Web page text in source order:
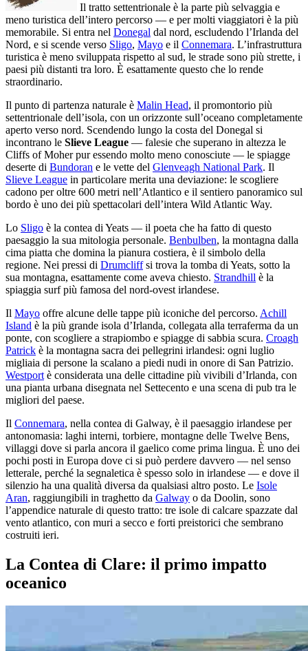
Il tratto settentrionale è la parte più selvaggia e
meno turistica dell’intero percorso — e per molti viaggiatori è la più
memorabile. Si entra nel Donegal dal nord, escludendo l’Irlanda del
Nord, e si scende verso Sligo, Mayo e il Connemara. L’infrastruttura
turistica è meno sviluppata rispetto al sud, le strade sono più strette, i
paesi più distanti tra loro. È esattamente questo che lo rende
straordinario.
Il punto di partenza naturale è Malin Head, il promontorio più
settentrionale dell’isola, con un orizzonte sull’oceano completamente
aperto verso nord. Scendendo lungo la costa del Donegal si
incontrano le Slieve League — falesie che superano in altezza le
Cliffs of Moher pur essendo molto meno conosciute — le spiagge
deserte di Bundoran e le vette del Glenveagh National Park. Il
Slieve League in particolare merita una deviazione: le scogliere
cadono per oltre 600 metri nell’Atlantico e il sentiero panoramico sul
bordo è uno dei più spettacolari dell’intera Wild Atlantic Way.
Lo Sligo è la contea di Yeats — il poeta che ha fatto di questo
paesaggio la sua mitologia personale. Benbulben, la montagna dalla
cima piatta che domina la pianura costiera, è il simbolo della
regione. Nei pressi di Drumcliffsi trova la tomba di Yeats, sotto la
sua montagna, esattamente come aveva chiesto. Strandhill è la
spiaggia surf più famosa del nord-ovest irlandese.
Il Mayo offre alcune delle tappe più iconiche del percorso. Achill
Island è la più grande isola d’Irlanda, collegata alla terraferma da un
ponte, con scogliere a strapiombo e spiagge di sabbia scura. Croagh
Patrick è la montagna sacra dei pellegrini irlandesi: ogni luglio
migliaia di persone la scalano a piedi nudi in onore di San Patrizio.
Westport è considerata una delle cittadine più vivibili d’Irlanda, con
una pianta urbana disegnata nel Settecento e una scena di pub tra le
migliori del paese.
Il Connemara, nella contea di Galway, è il paesaggio irlandese per
antonomasia: laghi interni, torbiere, montagne delle Twelve Bens,
villaggi dove si parla ancora il gaelico come prima lingua. È uno dei
pochi posti in Europa dove ci si può perdere davvero — nel senso
letterale, perché la segnaletica è spesso solo in irlandese — e dove il
silenzio ha una qualità diversa da qualsiasi altro posto. Le Isole
Aran, raggiungibili in traghetto da Galway o da Doolin, sono
l’appendice naturale di questo tratto: tre isole di calcare spazzate dal
vento atlantico, con muri a secco e forti preistorici che sembrano
costruiti ieri.
La Contea di Clare: il primo impatto
oceanico